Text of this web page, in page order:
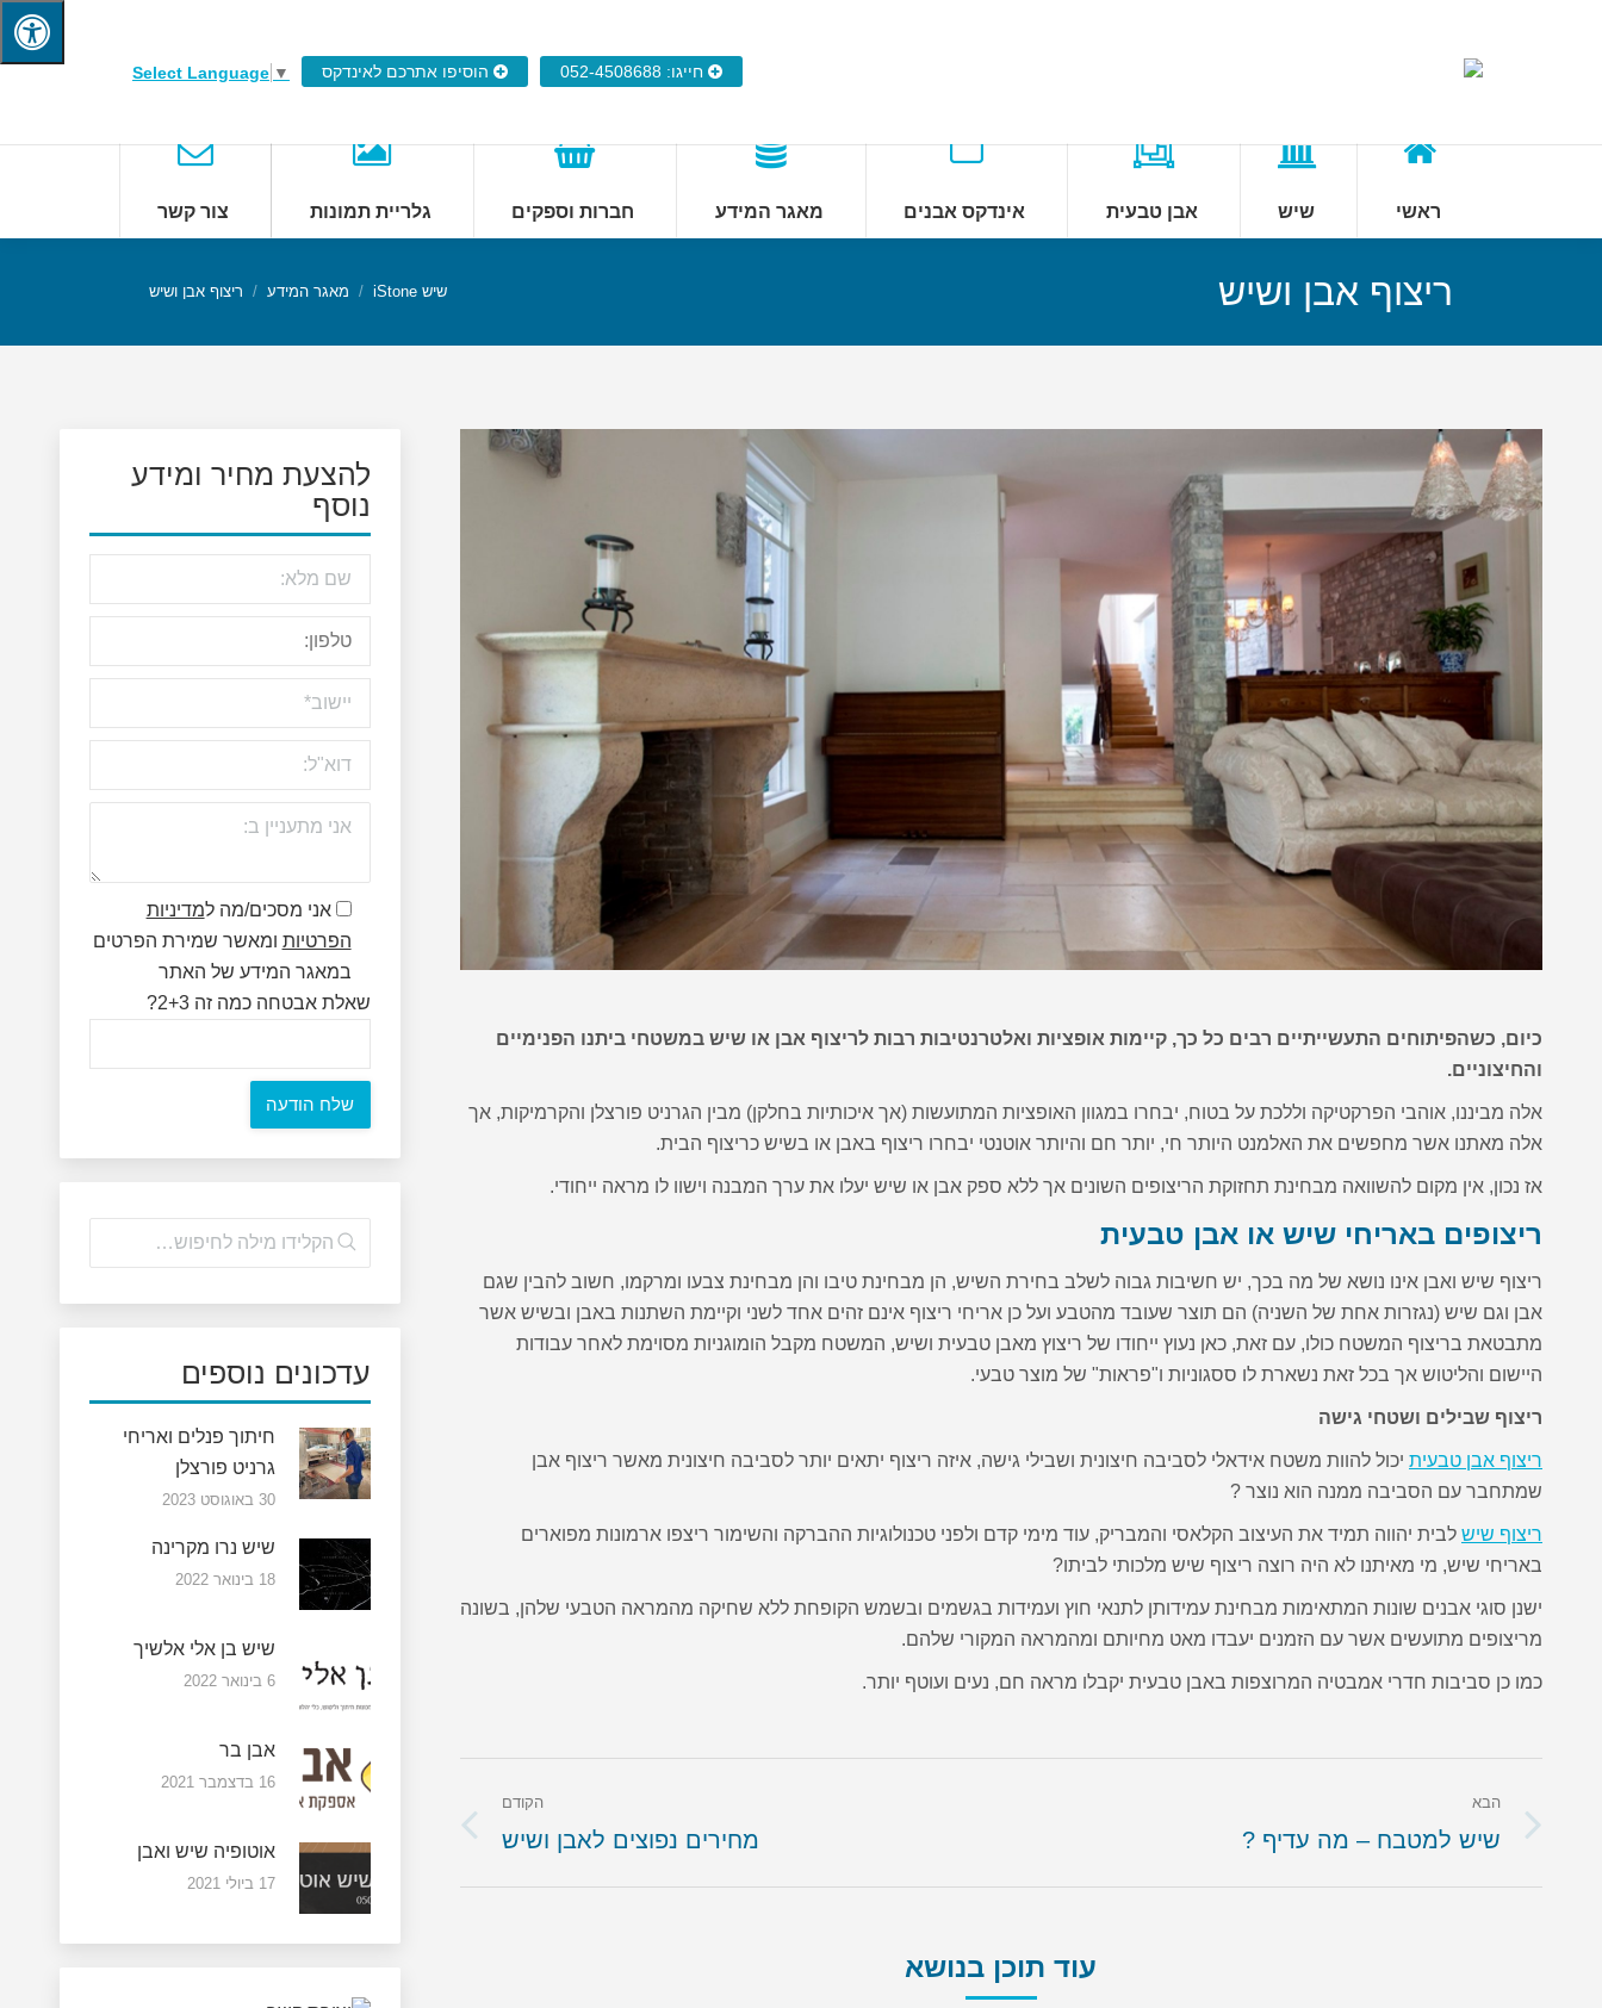
חייגו: 052-4508688 הוסיפו אתרכם לאינדקס Select Language ▼
ראשי שיש אבן טבעית אינדקס אבנים מאגר המידע חברות וספקים גלריית תמונות צור קשר
ריצוף אבן ושיש שיש iStone מאגר המידע ריצוף אבן ושיש
כיום, כשהפיתוחים התעשייתיים רבים כל כך, קיימות אופציות ואלטרנטיבות רבות לריצוף אבן או שיש במשטחי ביתנו הפנימיים
והחיצוניים.
אלה מביננו, אוהבי הפרקטיקה וללכת על בטוח, יבחרו במגוון האופציות המתועשות (אך איכותיות בחלקן) מבין הגרניט פורצלן והקרמיקות, אך
אלה מאתנו אשר מחפשים את האלמנט היותר חי, יותר חם והיותר אוטנטי יבחרו ריצוף באבן או בשיש כריצוף הבית.
אז נכון, אין מקום להשוואה מבחינת תחזוקת הריצופים השונים אך ללא ספק אבן או שיש יעלו את ערך המבנה וישוו לו מראה ייחודי.
ריצופים באריחי שיש או אבן טבעית
ריצוף שיש ואבן אינו נושא של מה בכך, יש חשיבות גבוה לשלב בחירת השיש, הן מבחינת טיבו והן מבחינת צבעו ומרקמו, חשוב להבין שגם
אבן וגם שיש (נגזרות אחת של השניה) הם תוצר שעובד מהטבע ועל כן אריחי ריצוף אינם זהים אחד לשני וקיימת השתנות באבן ובשיש אשר
מתבטאת בריצוף המשטח כולו, עם זאת, כאן נעוץ ייחודו של ריצוץ מאבן טבעית ושיש, המשטח מקבל הומוגניות מסוימת לאחר עבודות
היישום והליטוש אך בכל זאת נשארת לו ססגוניות ו"פראות" של מוצר טבעי.
ריצוף שבילים ושטחי גישה
ריצוף אבן טבעית יכול להוות משטח אידאלי לסביבה חיצונית ושבילי גישה, איזה ריצוף יתאים יותר לסביבה חיצונית מאשר ריצוף אבן
שמתחבר עם הסביבה ממנה הוא נוצר ?
ריצוף שיש לבית יהווה תמיד את העיצוב הקלאסי והמבריק, עוד מימי קדם ולפני טכנולוגיות ההברקה והשימור ריצפו ארמונות מפוארים
באריחי שיש, מי מאיתנו לא היה רוצה ריצוף שיש מלכותי לביתו?
ישנן סוגי אבנים שונות המתאימות מבחינת עמידותן לתנאי חוץ ועמידות בגשמים ובשמש הקופחת ללא שחיקה מהמראה הטבעי שלהן, בשונה
מריצופים מתועשים אשר עם הזמנים יעבדו מאט מחיותם ומהמראה המקורי שלהם.
כמו כן סביבות חדרי אמבטיה המרוצפות באבן טבעית יקבלו מראה חם, נעים ועוטף יותר.
navigation
הקודם
הקודםמחירים נפוצים לאבן ושיש
הבא
הבא
שיש למטבח – מה עדיף ?
עוד תוכן בנושא
להצעת מחיר ומידע
נוסף
אני מסכים/מה למדיניות
הפרטיות ומאשר שמירת הפרטים
במאגר המידע של האתר
שאלת אבטחה כמה זה 2+3?
עדכונים נוספים
חיתוך פנלים ואריחי
גרניט פורצלן
30 באוגוסט 2023
שיש נרו מקרינה
18 בינואר 2022
שיש בן אלי אלשיך
6 בינואר 2022
אבן בר
16 בדצמבר 2021
אוטופיה שיש ואבן
17 ביולי 2021